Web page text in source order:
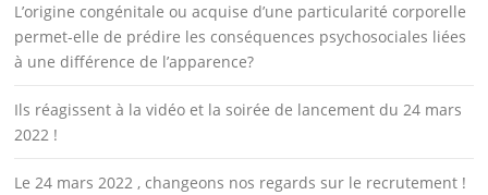
L’origine congénitale ou acquise d’une particularité corporelle
permet-elle de prédire les conséquences psychosociales liées
à une différence de l’apparence?
Ils réagissent à la vidéo et la soirée de lancement du 24 mars
2022 !
Le 24 mars 2022 , changeons nos regards sur le recrutement !